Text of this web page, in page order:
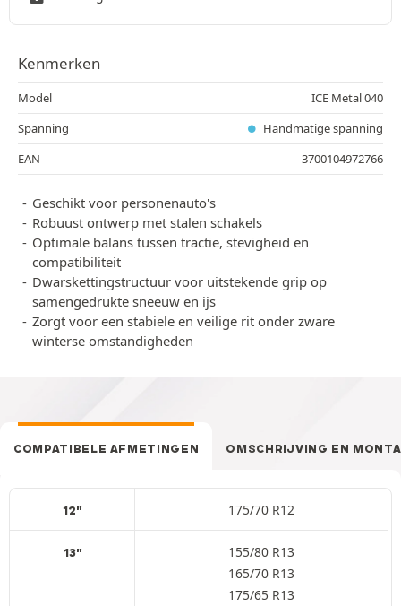
Kenmerken
Model
ICE Metal 040
Spanning
Handmatige spanning
EAN
3700104972766
Geschikt voor personenauto's
Robuust ontwerp met stalen schakels
Optimale balans tussen tractie, stevigheid en
compatibiliteit
Dwarskettingstructuur voor uitstekende grip op
samengedrukte sneeuw en ijs
Zorgt voor een stabiele en veilige rit onder zware
winterse omstandigheden
COMPATIBELE AFMETINGEN OMSCHRIJVING EN
12" 175/70 R12
13"
155/80 R13
165/70 R13
175/65 R13